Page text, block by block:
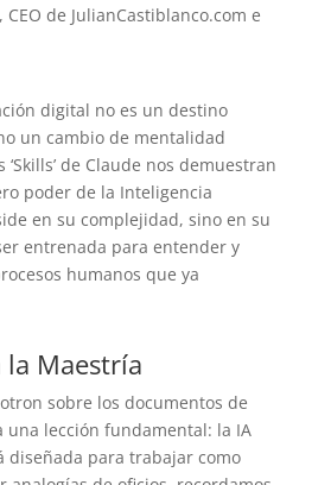
, CEO de JulianCastiblanco.com e
digital no es un destino
un cambio de mentalidad
de Claude nos demuestran
poder de la Inteligencia
en su complejidad, sino en su
entrenada para entender y
humanos que ya
la Maestría
sobre los documentos de
una lección fundamental: la IA
diseñada para trabajar como